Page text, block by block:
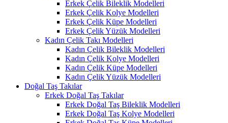
Erkek Çelik Bileklik Modelleri
Erkek Çelik Kolye Modelleri
Erkek Çelik Küpe Modelleri
Erkek Çelik Yüzük Modelleri
Kadın Çelik Takı Modelleri
Kadın Çelik Bileklik Modelleri
Kadın Çelik Kolye Modelleri
Kadın Çelik Küpe Modelleri
Kadın Çelik Yüzük Modelleri
Doğal Taş Takılar
Erkek Doğal Taş Takılar
Erkek Doğal Taş Bileklik Modelleri
Erkek Doğal Taş Kolye Modelleri